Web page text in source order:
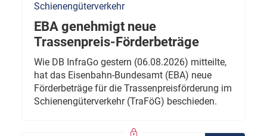
Schienengüterverkehr
EBA genehmigt neue
Trassenpreis-Förderbeträge
Wie DB InfraGo gestern (06.08.2026) mitteilte,
hat das Eisenbahn-Bundesamt (EBA) neue
Förderbeträge für die Trassenpreisförderung im
Schienengüterverkehr (TraFöG) beschieden.